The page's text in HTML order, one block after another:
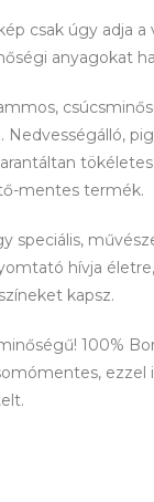
csak úgy adja a
anyagokat
Nedvességálló,
mentes termék.
speciális,
hívja
kapsz.
100%
ezzel